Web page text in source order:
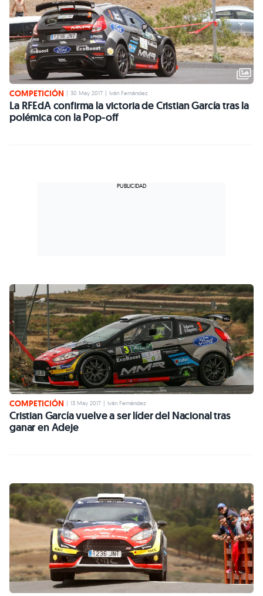
COMPETICIÓN 30 May 2017 Iván Fernández
La RFEdA confirma la victoria de Cristian García tras la
polémica con la Pop-off
COMPETICIÓN 13 May 2017 Iván Fernández
Cristian García vuelve a ser líder del Nacional tras
ganar en Adeje